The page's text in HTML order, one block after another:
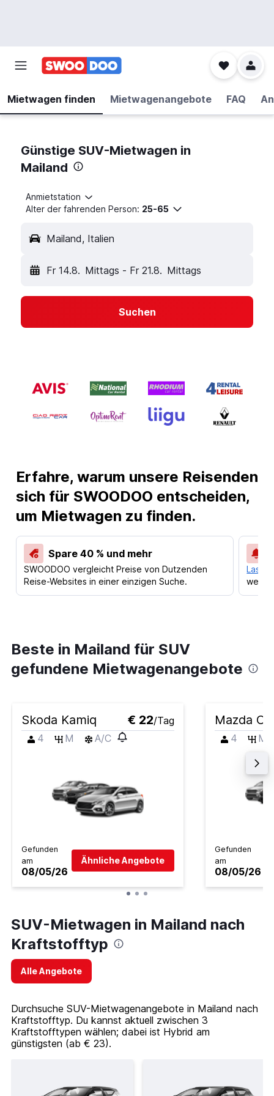
Mietwagen finden Mietwagenangebote FAQ
Günstige SUV-Mietwagen in
Mailand
Anmietstation
Alter der fahrenden Person: 25-65
Mailand, Italien
Fr 14.8. Mittags - Fr 21.8. Mittags
Suchen
Erfahre, warum unsere Reisenden
sich für SWOODOO entscheiden,
um Mietwagen zu finden.
Spare 40 % und mehr
SWOODOO vergleicht Preise von Dutzenden
Reise-Websites in einer einzigen Suche.
Lass
Beste in Mailand für SUV
gefundene Mietwagenangebote
Skoda Kamiq € 22/Tag
4
M A/C
Gefunden
am
08/05/26
Ähnliche Angebote
Mazda
4 M
Gefunden
am
08/05/26
SUV-Mietwagen in Mailand nach
Kraftstofftyp
Alle Angebote
Durchsuche SUV-Mietwagenangebote in Mailand nach
Kraftstofftyp. Du kannst aktuell zwischen 3
Kraftstofftypen wählen; dabei ist Hybrid am
günstigsten (ab € 23).